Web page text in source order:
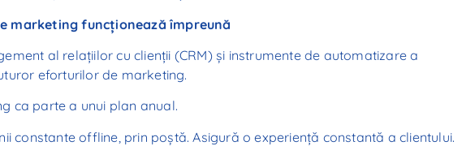
marketing funcționează împreună
al relațiilor cu clienții (CRM) și instrumente de automatizare a
eforturilor de marketing.
ca parte a unui plan anual.
constante offline, prin poștă. Asigură o experiență constantă a clientului.